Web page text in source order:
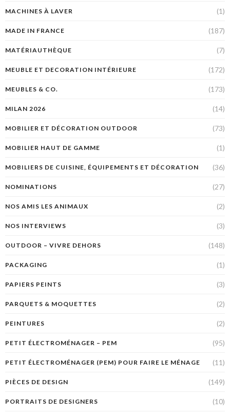
MACHINES À LAVER (1)
MADE IN FRANCE (187)
MATÉRIAUTHÈQUE (7)
MEUBLE ET DECORATION INTÉRIEURE (172)
MEUBLES & CO. (173)
MILAN 2026 (14)
MOBILIER ET DÉCORATION OUTDOOR (73)
MOBILIER HAUT DE GAMME (1)
MOBILIERS DE CUISINE, ÉQUIPEMENTS ET DÉCORATION (36)
NOMINATIONS (27)
NOS AMIS LES ANIMAUX (2)
NOS INTERVIEWS (3)
OUTDOOR – VIVRE DEHORS (148)
PACKAGING (1)
PAPIERS PEINTS (3)
PARQUETS & MOQUETTES (2)
PEINTURES (2)
PETIT ÉLECTROMÉNAGER – PEM (95)
PETIT ÉLECTROMÉNAGER (PEM) POUR FAIRE LE MÉNAGE (11)
PIÈCES DE DESIGN (149)
PORTRAITS DE DESIGNERS (10)